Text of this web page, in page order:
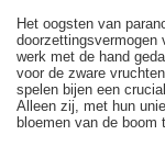
Het oogsten van
doorzettingsvermogen
werk met de hand
voor de zware
spelen bijen een
Alleen zij, met hun
bloemen van de boom